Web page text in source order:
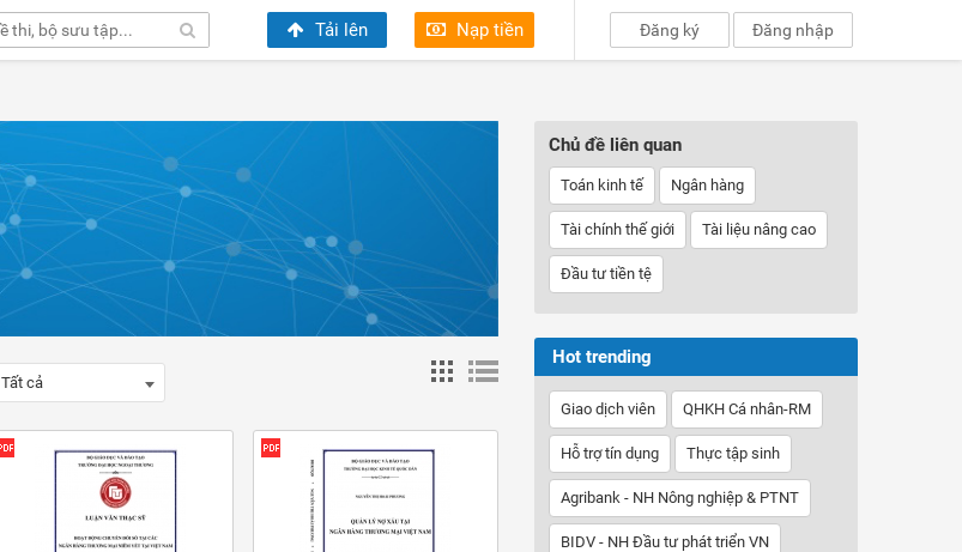
Tải lên Nạp tiền Đăng ký Đăng nhập
Tất cả
Chủ đề liên quan
Toán kinh tế Ngân hàng
Tài chính thế giới Tài liệu nâng cao
Đầu tư tiền tệ
Hot trending
Giao dịch viên QHKH Cá nhân-RM
Hỗ trợ tín dụng Thực tập sinh
Agribank - NH Nông nghiệp & PTNT
BIDV - NH Đầu tư phát triển VN